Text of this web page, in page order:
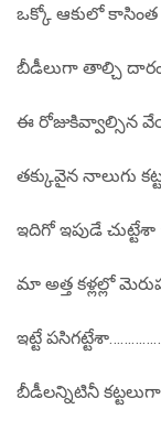
ఒక్కో ఆకులో
బీడీలుగా తాల్చి దారం
ఈ రోజుకివ్వాల్సిన
తక్కువైన నాలుగు
ఇదిగో ఇపుడే చుట్టేశా
మా అత్త కళ్లల్లో
ఇట్టే
బీడీలన్నిటినీ కట్టలుగా